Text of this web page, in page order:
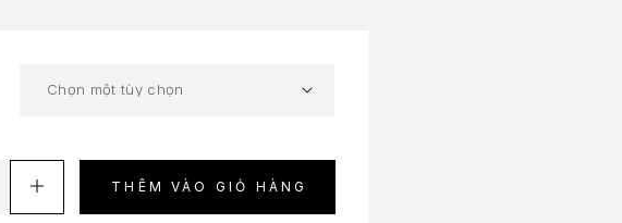
THÊM VÀO GIỎ HÀNG